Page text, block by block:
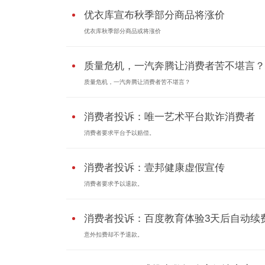
优衣库宣布秋季部分商品将涨价
优衣库秋季部分商品或将涨价
质量危机，一汽奔腾让消费者苦不堪言？
质量危机，一汽奔腾让消费者苦不堪言？
消费者投诉：唯一艺术平台欺诈消费者
消费者要求平台予以赔偿。
消费者投诉：壹邦健康虚假宣传
消费者要求予以退款。
消费者投诉：百度教育体验3天后自动续
意外扣费却不予退款。